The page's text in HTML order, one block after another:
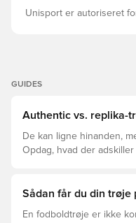
Unisport er autoriseret
GUIDES
Authentic vs. replika-
De kan ligne hinanden,
Opdag, hvad der
Sådan får du din trøje
En fodboldtrøje er ikke